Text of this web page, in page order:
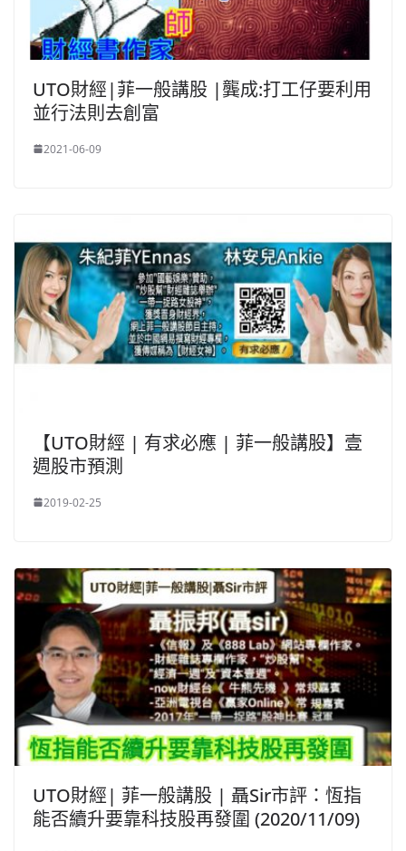
UTO財經|菲一般講股 |龔成:打工仔要利用
並行法則去創富
2021-06-09
【UTO財經 | 有求必應 | 菲一般講股】壹
週股市預測
2019-02-25
UTO財經| 菲一般講股 | 聶Sir市評：恆指
能否續升要靠科技股再發圍 (2020/11/09)